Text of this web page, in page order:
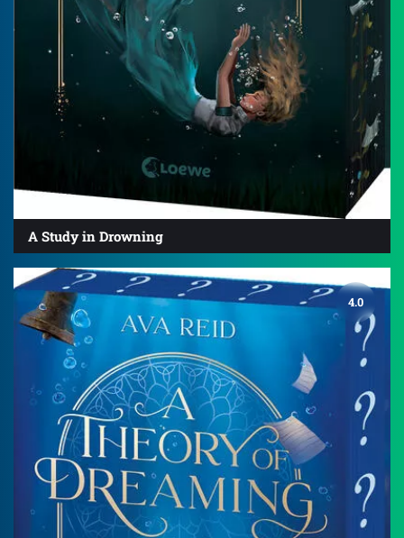
A Study in Drowning
4.0